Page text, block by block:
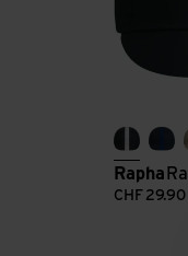
black/
Rapha
CHF 29.90